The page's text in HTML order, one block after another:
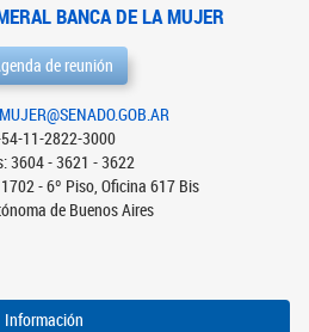
BANCA DE LA MUJER
de reunión
11-2822-3000
3604 - 3621 - 3622
- 6º Piso, Oficina 617 Bis
de Buenos Aires
Información